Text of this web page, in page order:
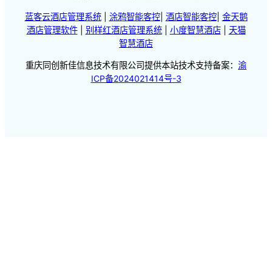
蓝客云酒店管理系统| 涂鸦智能客控| 酒店智能客控| 金天鹅
酒店管理软件| 别样红酒店管理系统| 小度智慧酒店| 天猫
智慧酒店
重庆同创新佳信息技术有限公司提供本站技术支持备案： 渝
ICP备2024021414号-3